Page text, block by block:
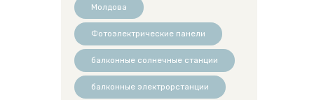
Молдова
Фотоэлектрические панели
балконные солнечные станции
балконные электрорстанции